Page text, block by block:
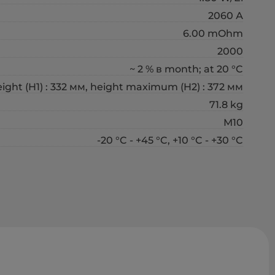
2060 А
6.00 mOhm
2000
~ 2 % в month; at 20 °C
(H1) : 332 мм, height maximum (H2) : 372 мм
71.8 kg
M10
-20 °C - +45 °C, +10 °C - +30 °C